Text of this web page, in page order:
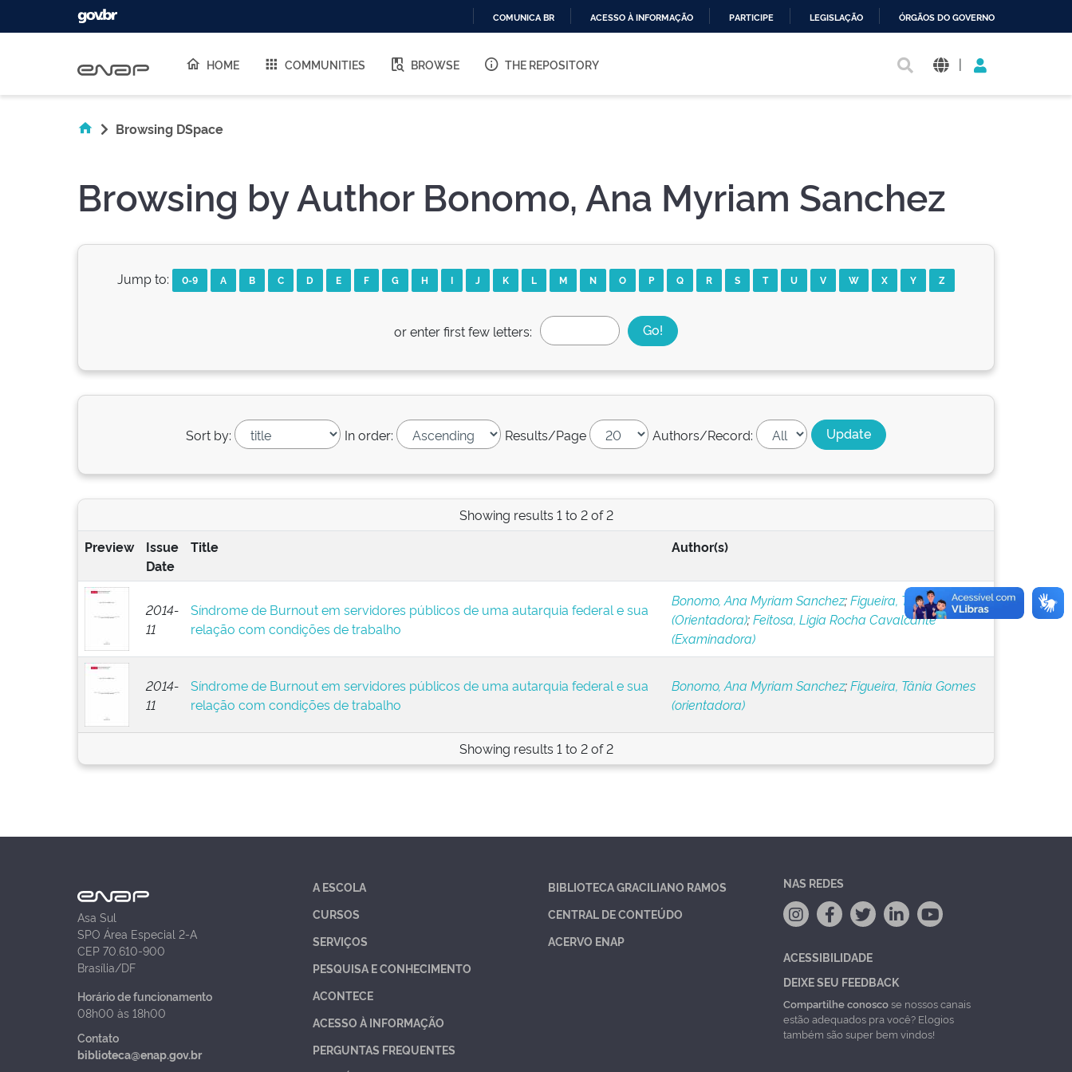
O
COMUNICA BR ACESSO À INFORMAÇÃO PARTICIPE LEGISLAÇÃO ÓRGÃOS DO GOVERNO
HOME COMMUNITIES BROWSE THE REPOSITORY |
Browsing DSpace
Browsing by Author Bonomo, Ana Myriam Sanchez
Jump to: 0-9 A B C D E F G H I J K L M N O P Q R S T U V W X Y Z
or enter first few letters:
Sort by: In order: Results/Page Authors/Record:
Showing results 1 to 2 of 2
Preview
Issue
Date
Title Author(s)
2014-
11
Síndrome de Burnout em servidores públicos de uma autarquia federal e sua
relação com condições de trabalho
Bonomo, Ana Myriam Sanchez;Figueira, Tânia Gomes
(Orientadora);Feitosa, Ligia Rocha Cavalcante
(Examinadora)
2014-
11
Síndrome de Burnout em servidores públicos de uma autarquia federal e sua
relação com condições de trabalho
Bonomo, Ana Myriam Sanchez;Figueira, Tânia Gomes
(orientadora)
Showing results 1 to 2 of 2
Asa Sul
SPO Área Especial 2-A
CEP 70.610-900
Brasília/DF
Horário de funcionamento
08h00 às 18h00
Contato
biblioteca@enap.gov.br
A ESCOLA
CURSOS
SERVIÇOS
PESQUISA E CONHECIMENTO
ACONTECE
ACESSO À INFORMAÇÃO
PERGUNTAS FREQUENTES
BIBLIOTECA GRACILIANO RAMOS
CENTRAL DE CONTEÚDO
ACERVO ENAP
NAS REDES
ACESSIBILIDADE
DEIXE SEU FEEDBACK
Compartilhe conosco se nossos canais
estão adequados pra você? Elogios
também são super bem vindos!